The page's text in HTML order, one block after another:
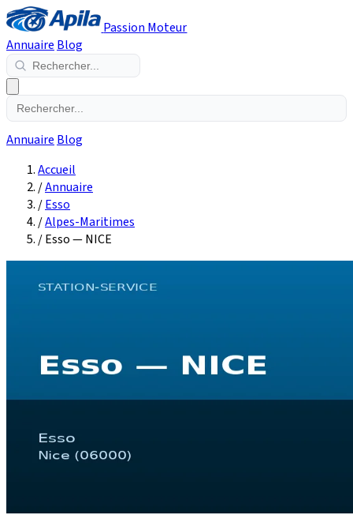
Passion Moteur
Annuaire Blog
Annuaire Blog
Accueil
/Annuaire
/Esso
/Alpes-Maritimes
/Esso — NICE